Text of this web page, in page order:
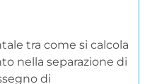
tra come si calcola
nella separazione di
di